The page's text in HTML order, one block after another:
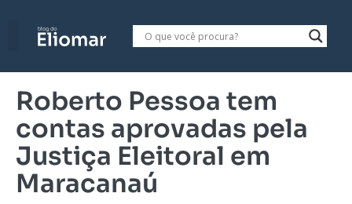
Roberto Pessoa tem
contas aprovadas pela
Justiça Eleitoral em
Maracanaú